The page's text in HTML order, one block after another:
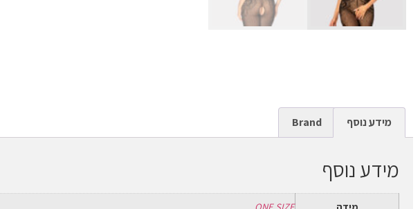
מידע נוסף Brand
מידע נוסף